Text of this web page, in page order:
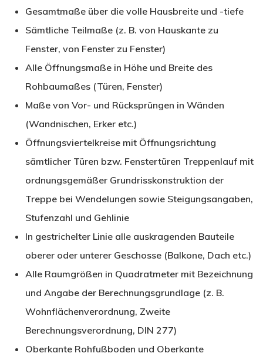
Gesamtmaße über die volle Hausbreite und -tiefe
Sämtliche Teilmaße (z. B. von Hauskante zu
Fenster, von Fenster zu Fenster)
Alle Öffnungsmaße in Höhe und Breite des
Rohbaumaßes (Türen, Fenster)
Maße von Vor- und Rücksprüngen in Wänden
(Wandnischen, Erker etc.)
Öffnungsviertelkreise mit Öffnungsrichtung
sämtlicher Türen bzw. Fenstertüren Treppenlauf mit
ordnungsgemäßer Grundrisskonstruktion der
Treppe bei Wendelungen sowie Steigungsangaben,
Stufenzahl und Gehlinie
In gestrichelter Linie alle auskragenden Bauteile
oberer oder unterer Geschosse (Balkone, Dach etc.)
Alle Raumgrößen in Quadratmeter mit Bezeichnung
und Angabe der Berechnungsgrundlage (z. B.
Wohnflächenverordnung, Zweite
Berechnungsverordnung, DIN 277)
Oberkante Rohfußboden und Oberkante